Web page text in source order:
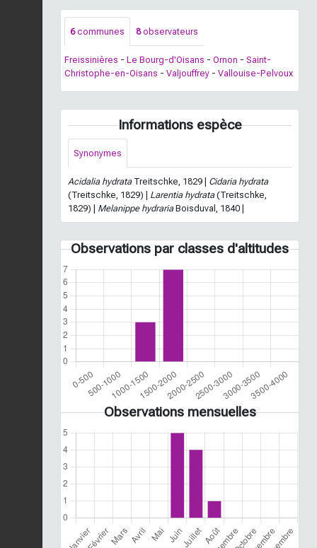
6communes 8observateurs
Freissinières - Le Bourg-d'Oisans - Ornon - Saint-
Christophe-en-Oisans - Valjouffrey - Vallouise-Pelvoux
Informations espèce
Synonymes
Acidalia hydrataTreitschke, 1829 | Cidaria hydrata
(Treitschke, 1829) | Larentia hydrata(Treitschke,
1829) | Melanippe hydrariaBoisduval, 1840 |
Observations par classes d'altitudes
Observations mensuelles